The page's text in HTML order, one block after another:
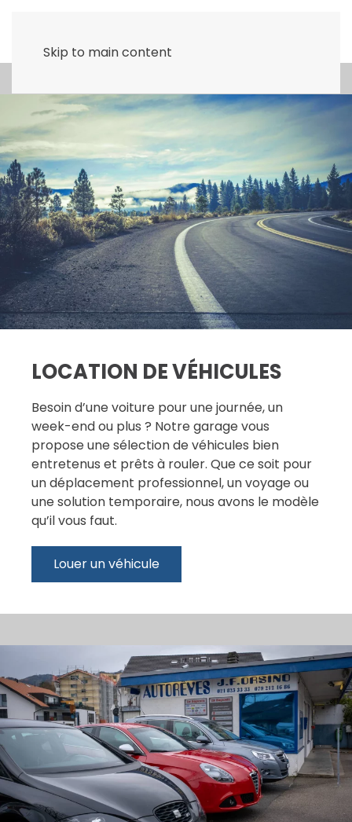
Skip to main content
LOCATION DE VÉHICULES
Besoin d’une voiture pour une journée, un
week-end ou plus ? Notre garage vous
propose une sélection de véhicules bien
entretenus et prêts à rouler. Que ce soit pour
un déplacement professionnel, un voyage ou
une solution temporaire, nous avons le modèle
qu’il vous faut.
Louer un véhicule